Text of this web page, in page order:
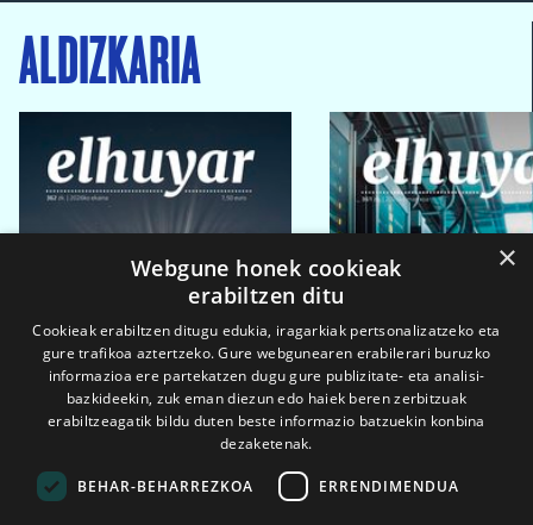
ALDIZKARIA
×
Webgune honek cookieak
erabiltzen ditu
Cookieak erabiltzen ditugu edukia, iragarkiak pertsonalizatzeko eta
gure trafikoa aztertzeko. Gure webgunearen erabilerari buruzko
informazioa ere partekatzen dugu gure publizitate- eta analisi-
bazkideekin, zuk eman diezun edo haiek beren zerbitzuak
erabiltzeagatik bildu duten beste informazio batzuekin konbina
dezaketenak.
BEHAR-BEHARREZKOA ERRENDIMENDUA